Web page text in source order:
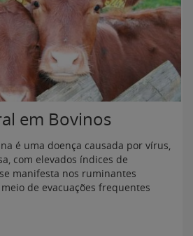
em Bovinos
é uma doença causada por vírus,
com elevados índices de
manifesta nos ruminantes
de evacuações frequentes